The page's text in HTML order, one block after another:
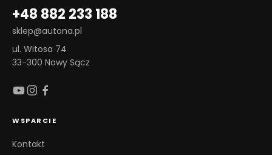
+48 882 233 188
sklep@autona.pl
ul. Witosa 74
33-300 Nowy Sącz
WSPARCIE
Kontakt